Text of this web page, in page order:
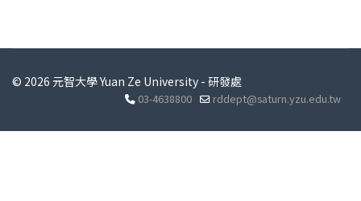
© 2026 元智大學 Yuan Ze University - 研發處
03-4638800 rddept@saturn.yzu.edu.tw